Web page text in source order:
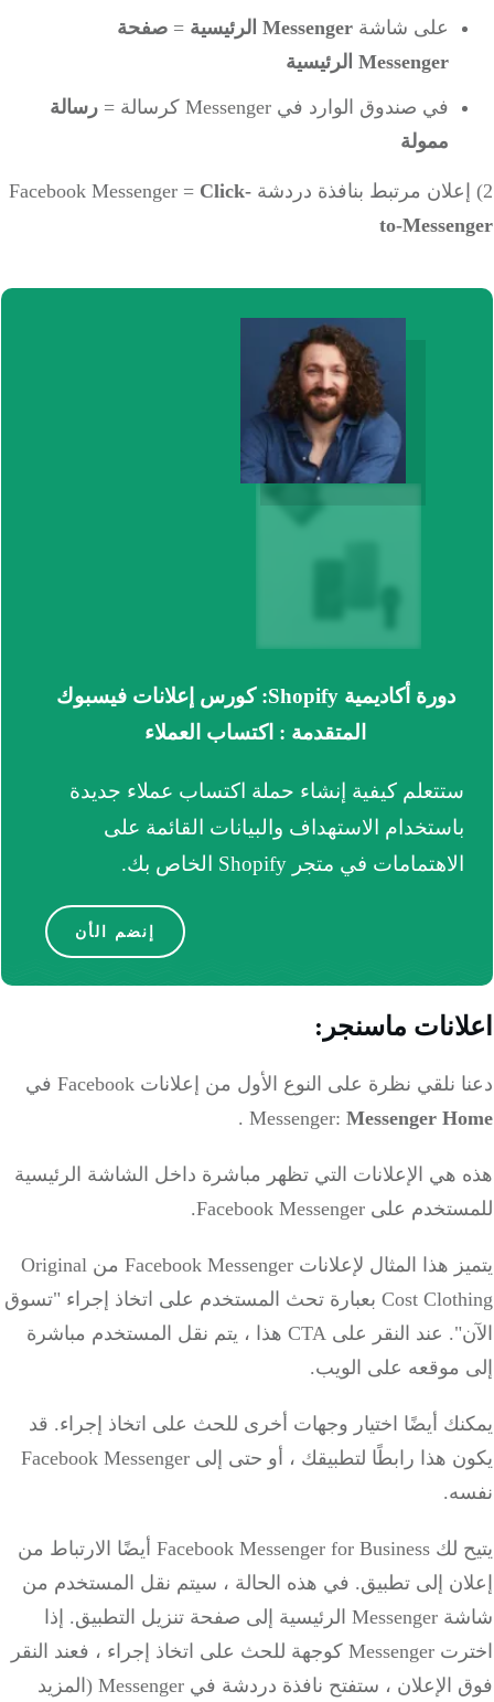
على شاشة Messenger الرئيسية = صفحة
Messenger الرئيسية
في صندوق الوارد في Messenger كرسالة =
رسالة
ممولة
2) إعلان مرتبط بنافذة دردشة Facebook Messenger = Click-
to-Messenger
دورة أكاديمية Shopify: كورس إعلانات فيسبوك
المتقدمة : اكتساب العملاء
ستتعلم كيفية إنشاء حملة اكتساب عملاء جديدة
باستخدام الاستهداف والبيانات القائمة على
الاهتمامات في متجر Shopify الخاص بك.
إنضم الأن
اعلانات ماسنجر:
دعنا نلقي نظرة على النوع الأول من إعلانات Facebook في
Messenger: Messenger Home
.
هذه هي الإعلانات التي تظهر مباشرة داخل الشاشة الرئيسية
للمستخدم على Facebook Messenger.
يتميز هذا المثال لإعلانات Facebook Messenger من Original
Cost Clothing بعبارة تحث المستخدم على اتخاذ إجراء "تسوق
الآن".
عند النقر على CTA هذا ، يتم نقل المستخدم مباشرة
إلى موقعه على الويب.
يمكنك أيضًا اختيار وجهات أخرى للحث على اتخاذ إجراء. قد
يكون هذا رابطًا لتطبيقك ، أو حتى إلى Facebook Messenger
نفسه.
يتيح لك Facebook Messenger for Business أيضًا الارتباط من
إعلان إلى تطبيق. في هذه الحالة ، سيتم نقل المستخدم من
شاشة Messenger الرئيسية إلى صفحة تنزيل التطبيق.
إذا
اخترت Messenger كوجهة للحث على اتخاذ إجراء ، فعند النقر
فوق الإعلان ، ستفتح نافذة دردشة في Messenger (المزيد